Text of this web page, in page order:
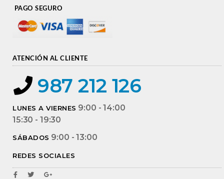
PAGO SEGURO
ATENCIÓN AL CLIENTE
987 212 126
LUNES A VIERNES 9:00 - 14:00
15:30 - 19:30
SÁBADOS 9:00 - 13:00
REDES SOCIALES